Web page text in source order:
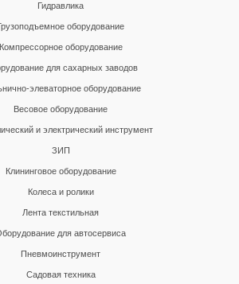
Гидравлика
оборудование
Компрессорное оборудование
для сахарных заводов
элеваторное оборудование
Весовое оборудование
и электрический инструмент
ЗИП
Клининговое оборудование
Колеса и ролики
Лента текстильная
для автосервиса
Пневмоинструмент
Садовая техника